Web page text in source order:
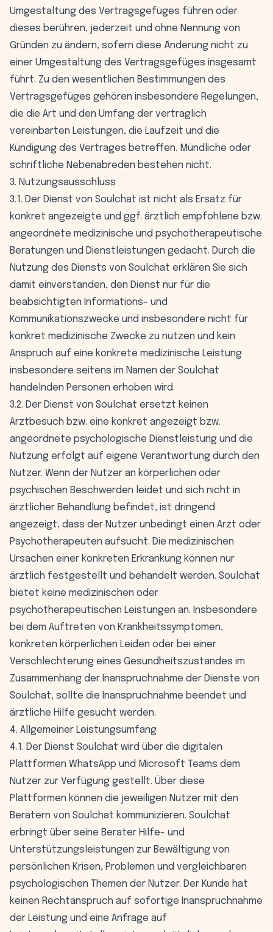
Umgestaltung des Vertragsgefüges führen oder
dieses berühren, jederzeit und ohne Nennung von
Gründen zu ändern, sofern diese Änderung nicht zu
einer Umgestaltung des Vertragsgefüges insgesamt
führt. Zu den wesentlichen Bestimmungen des
Vertragsgefüges gehören insbesondere Regelungen,
die die Art und den Umfang der vertraglich
vereinbarten Leistungen, die Laufzeit und die
Kündigung des Vertrages betreffen. Mündliche oder
schriftliche Nebenabreden bestehen nicht.
3. Nutzungsausschluss
3.1. Der Dienst von Soulchat ist nicht als Ersatz für
konkret angezeigte und ggf. ärztlich empfohlene bzw.
angeordnete medizinische und psychotherapeutische
Beratungen und Dienstleistungen gedacht. Durch die
Nutzung des Diensts von Soulchat erklären Sie sich
damit einverstanden, den Dienst nur für die
beabsichtigten Informations- und
Kommunikationszwecke und insbesondere nicht für
konkret medizinische Zwecke zu nutzen und kein
Anspruch auf eine konkrete medizinische Leistung
insbesondere seitens im Namen der Soulchat
handelnden Personen erhoben wird.
3.2. Der Dienst von Soulchat ersetzt keinen
Arztbesuch bzw. eine konkret angezeigt bzw.
angeordnete psychologische Dienstleistung und die
Nutzung erfolgt auf eigene Verantwortung durch den
Nutzer. Wenn der Nutzer an körperlichen oder
psychischen Beschwerden leidet und sich nicht in
ärztlicher Behandlung befindet, ist dringend
angezeigt, dass der Nutzer unbedingt einen Arzt oder
Psychotherapeuten aufsucht. Die medizinischen
Ursachen einer konkreten Erkrankung können nur
ärztlich festgestellt und behandelt werden. Soulchat
bietet keine medizinischen oder
psychotherapeutischen Leistungen an. Insbesondere
bei dem Auftreten von Krankheitssymptomen,
konkreten körperlichen Leiden oder bei einer
Verschlechterung eines Gesundheitszustandes im
Zusammenhang der Inanspruchnahme der Dienste von
Soulchat, sollte die Inanspruchnahme beendet und
ärztliche Hilfe gesucht werden.
4. Allgemeiner Leistungsumfang
4.1. Der Dienst Soulchat wird über die digitalen
Plattformen WhatsApp und Microsoft Teams dem
Nutzer zur Verfügung gestellt. Über diese
Plattformen können die jeweiligen Nutzer mit den
Beratern von Soulchat kommunizieren. Soulchat
erbringt über seine Berater Hilfe- und
Unterstützungsleistungen zur Bewältigung von
persönlichen Krisen, Problemen und vergleichbaren
psychologischen Themen der Nutzer. Der Kunde hat
keinen Rechtanspruch auf sofortige Inanspruchnahme
der Leistung und eine Anfrage auf